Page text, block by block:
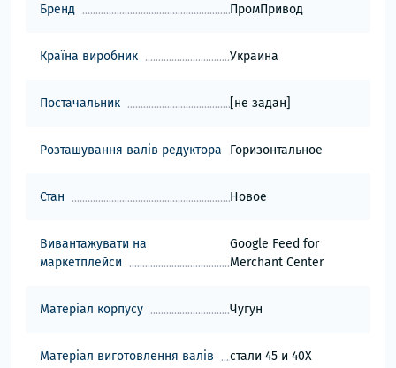
Бренд ПромПривод
Країна виробник Украина
Постачальник [не задан]
Розташування валів редуктора Горизонтальное
Стан Новое
Вивантажувати на
маркетплейси
Google Feed for
Merchant Center
Матеріал корпусу Чугун
Матеріал виготовлення валів стали 45 и 40Х